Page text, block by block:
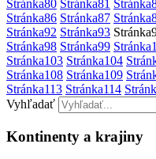
Stránka80 Stránka81 Stránka
Stránka86 Stránka87 Stránka
Stránka92 Stránka93 Stránka
Stránka98 Stránka99 Stránka
Stránka103 Stránka104
Stránka108 Stránka109
Stránka113 Stránka114
Vyhľadať
Kontinenty a krajiny